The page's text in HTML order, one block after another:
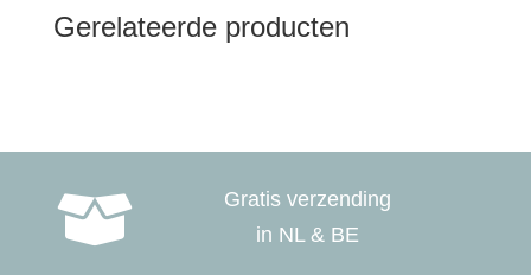
Gerelateerde producten

Gratis verzending
in NL & BE